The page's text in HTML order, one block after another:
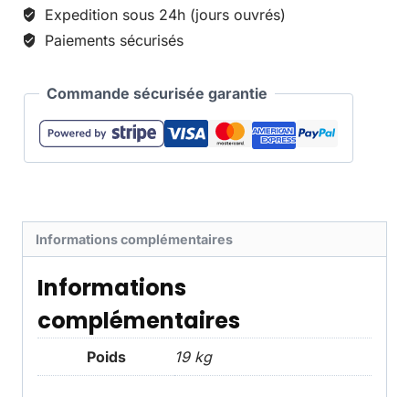
Expedition sous 24h (jours ouvrés)
Paiements sécurisés
Commande sécurisée garantie
Informations complémentaires
Informations
complémentaires
Poids 19 kg